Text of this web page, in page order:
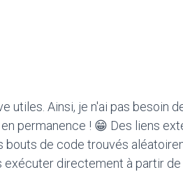
utiles. Ainsi, je n'ai pas besoin
permanence ! 😁 Des liens
de code trouvés
directement à partir